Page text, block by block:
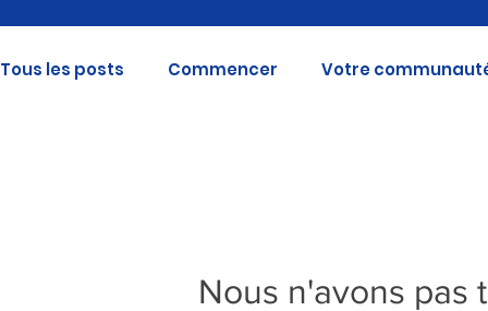
Tous les posts Commencer Votre
Nous n'avons pas